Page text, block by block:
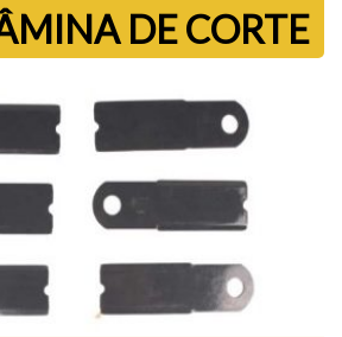
DE CORTE